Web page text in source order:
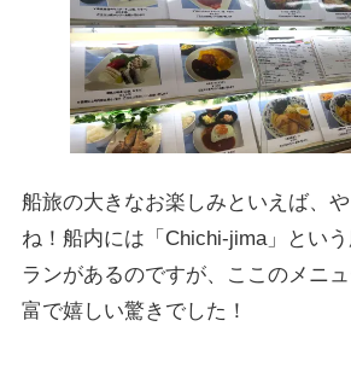
船旅の大きなお楽しみといえば、
ね！船内には「Chichi-jima」とい
ランがあるのですが、ここのメニ
富で嬉しい驚きでした！